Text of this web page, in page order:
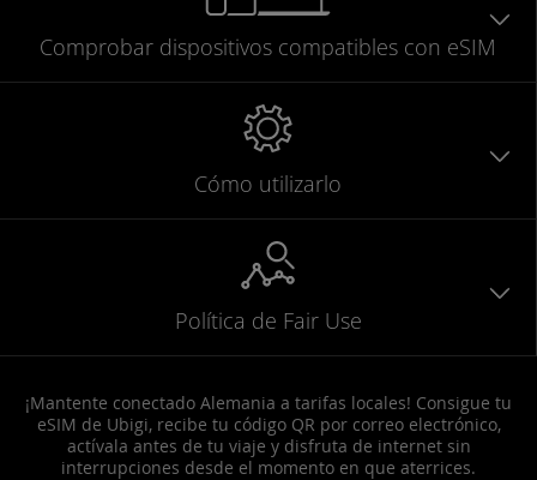
Comprobar dispositivos compatibles con eSIM
Cómo utilizarlo
Política de Fair Use
¡Mantente conectado Alemania a tarifas locales! Consigue tu
eSIM de Ubigi, recibe tu código QR por correo electrónico,
actívala antes de tu viaje y disfruta de internet sin
interrupciones desde el momento en que aterrices.